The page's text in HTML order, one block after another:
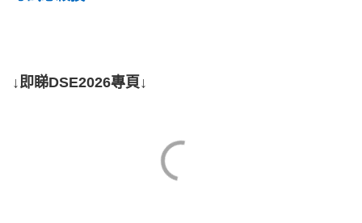
↓即睇DSE2026專頁↓